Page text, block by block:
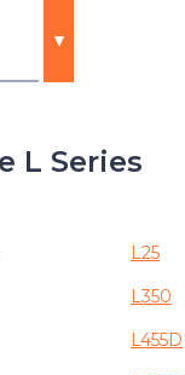
L Series
L25
L350
L455D